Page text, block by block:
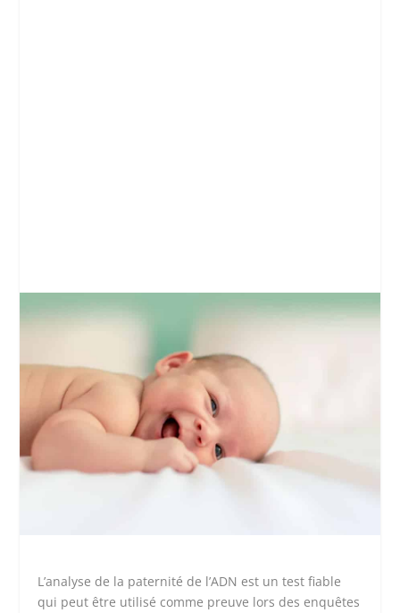
L’analyse de la paternité de l’ADN est un test fiable
qui peut être utilisé comme preuve lors des enquêtes